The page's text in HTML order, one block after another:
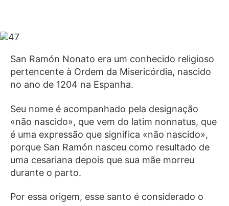
San Ramón Nonato era um conhecido religioso
pertencente à Ordem da Misericórdia, nascido
no ano de 1204 na Espanha.
Seu nome é acompanhado pela designação
«não nascido», que vem do latim nonnatus, que
é uma expressão que significa «não nascido»,
porque San Ramón nasceu como resultado de
uma cesariana depois que sua mãe morreu
durante o parto.
Por essa origem, esse santo é considerado o